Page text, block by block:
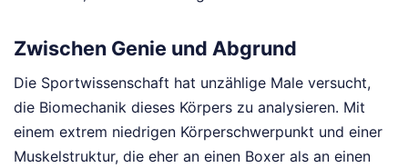
Zwischen Genie und Abgrund
Die Sportwissenschaft hat unzählige Male versucht,
die Biomechanik dieses Körpers zu analysieren. Mit
einem extrem niedrigen Körperschwerpunkt und einer
Muskelstruktur, die eher an einen Boxer als an einen